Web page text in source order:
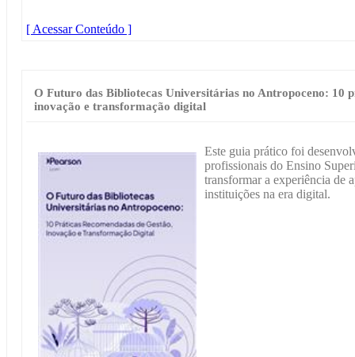
[ Acessar Conteúdo ]
O Futuro das Bibliotecas Universitárias no Antropoceno: 10
inovação e transformação digital
Este guia prático foi
profissionais do Ensino
transformar a experiência de
instituições na era digital.